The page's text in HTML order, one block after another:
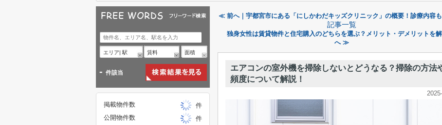
≪ 前へ｜宇都宮市にある「にしかわだキッズクリニック」の概要！診療内容
記事一覧
独身女性は賃貸物件と住宅購入のどちらを選ぶ？メリット・デメリットを
へ ≫
エアコンの室外機を掃除しないとどうなる？掃除の方法
頻度について解説！
エリア| 駅 賃料 面積
- 件該当
掲載物件数
件
公開物件数
件